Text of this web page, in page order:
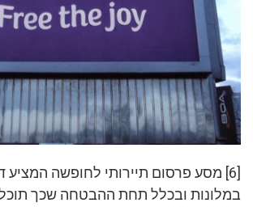
[6] מסע פרסום תיירותי לחופשה המציע
במלונות ובכלל תחת ההבטחה שכך